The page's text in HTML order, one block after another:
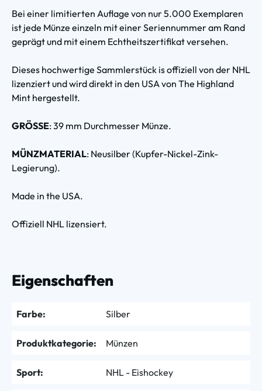
Bei einer limitierten Auflage von nur 5.000 Exemplaren
ist jede Münze einzeln mit einer Seriennummer am Rand
geprägt und mit einem Echtheitszertifikat versehen.
Dieses hochwertige Sammlerstück is offiziell von der NHL
lizenziert und wird direkt in den USA von The Highland
Mint hergestellt.
GRÖSSE: 39 mm Durchmesser Münze.
MÜNZMATERIAL: Neusilber (Kupfer-Nickel-Zink-
Legierung).
Made in the USA.
Offiziell NHL lizensiert.
Eigenschaften
Farbe: Silber
Produktkategorie: Münzen
Sport: NHL - Eishockey